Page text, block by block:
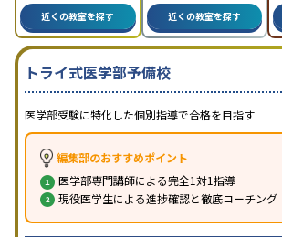
近くの教室を探す 近くの教室を探す
トライ式医学部予備校
医学部受験に特化した個別指導で合格を目指す
編集部のおすすめポイント
医学部専門講師による完全1対1指導
現役医学生による進捗確認と徹底コーチング